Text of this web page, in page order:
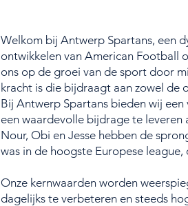
Welkom bij Antwerp Spartans, een
ontwikkelen van American Football
ons op de groei van de sport door
kracht is die bijdraagt aan zowel de
Bij Antwerp Spartans bieden wij
een waardevolle bijdrage te
Nour, Obi en Jesse hebben de
was in de hoogste Europese league,
Onze kernwaarden worden
dagelijks te verbeteren en steeds